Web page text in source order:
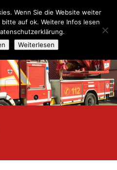
Wenn Sie die Website weiter
auf ok. Weitere Infos lesen
Weiterlesen